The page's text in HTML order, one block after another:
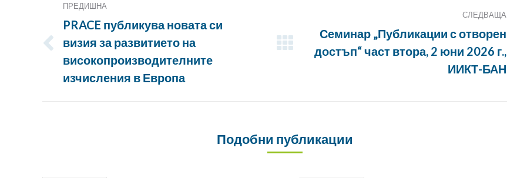
Навигация
ПРЕДИШНА
Предишна
публикация:
PRACE публикува новата си
визия за развитието на
високопроизводителните
изчисления в Европа
СЛЕДВАЩА
Следващата
Семинар „Публикации с отворен
достъп“ част втора, 2 юни 2026 г.,
ИИКТ-БАН
Подобни публикации